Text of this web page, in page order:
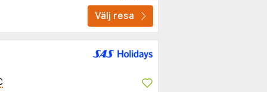
Välj resa